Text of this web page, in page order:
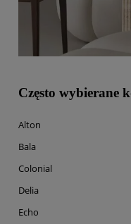
Często wybierane
Alton
Bala
Colonial
Delia
Echo